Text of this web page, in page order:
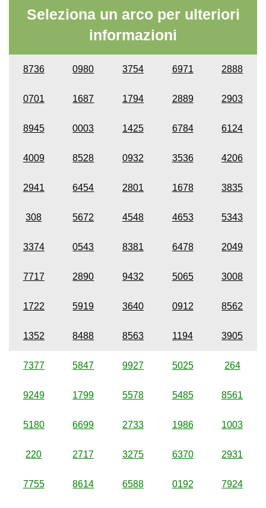
Seleziona un arco per ulteriori
informazioni
8736 0980 3754 6971 2888
0701 1687 1794 2889 2903
8945 0003 1425 6784 6124
4009 8528 0932 3536 4206
2941 6454 2801 1678 3835
308 5672 4548 4653 5343
3374 0543 8381 6478 2049
7717 2890 9432 5065 3008
1722 5919 3640 0912 8562
1352 8488 8563 1194 3905
7377 5847 9927 5025 264
9249 1799 5578 5485 8561
5180 6699 2733 1986 1003
220 2717 3275 6370 2931
7755 8614 6588 0192 7924